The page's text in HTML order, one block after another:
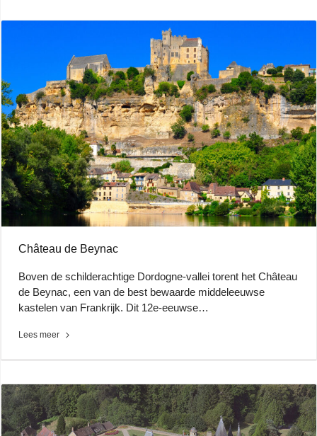
Château de Beynac
Boven de schilderachtige Dordogne-vallei torent het Château
de Beynac, een van de best bewaarde middeleeuwse
kastelen van Frankrijk. Dit 12e-eeuwse…
Lees meer